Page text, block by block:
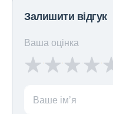
Залишити відгук
Ваша оцінка
Ваше ім’я